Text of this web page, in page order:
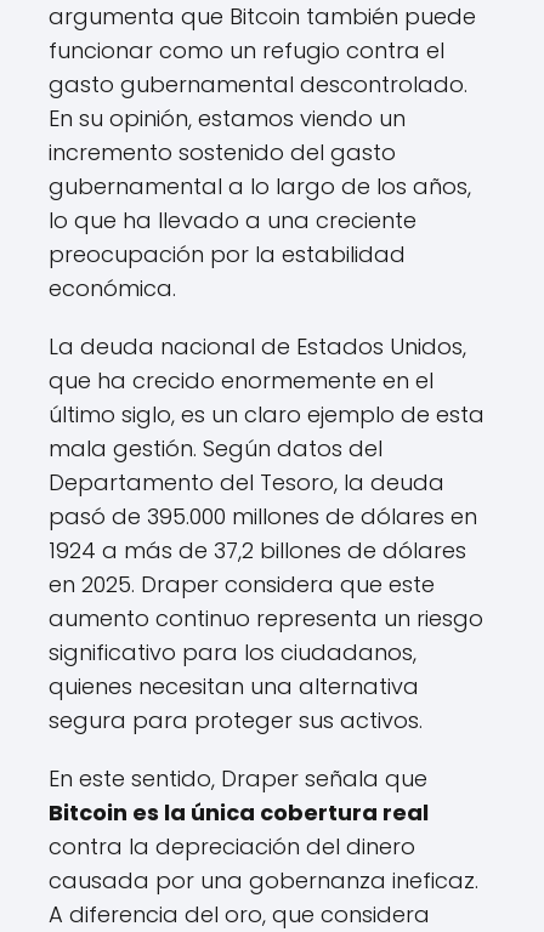
argumenta que Bitcoin también puede
funcionar como un refugio contra el
gasto gubernamental descontrolado.
En su opinión, estamos viendo un
incremento sostenido del gasto
gubernamental a lo largo de los años,
lo que ha llevado a una creciente
preocupación por la estabilidad
económica.
La deuda nacional de Estados Unidos,
que ha crecido enormemente en el
último siglo, es un claro ejemplo de esta
mala gestión. Según datos del
Departamento del Tesoro, la deuda
pasó de 395.000 millones de dólares en
1924 a más de 37,2 billones de dólares
en 2025. Draper considera que este
aumento continuo representa un riesgo
significativo para los ciudadanos,
quienes necesitan una alternativa
segura para proteger sus activos.
En este sentido, Draper señala que
Bitcoin es la única cobertura real
contra la depreciación del dinero
causada por una gobernanza ineficaz.
A diferencia del oro, que considera